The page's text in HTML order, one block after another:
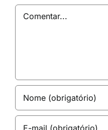
Comentar